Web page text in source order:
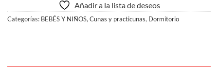
Añadir a la lista de deseos
Categorías: BEBÉS Y NIÑOS, Cunas y practicunas, Dormitorio